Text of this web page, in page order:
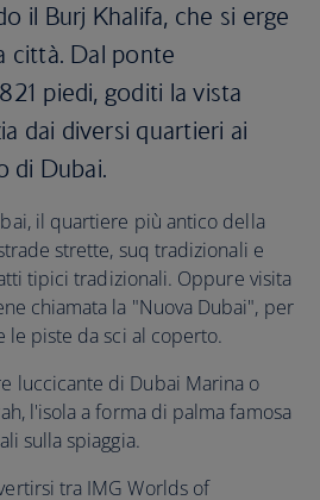
il Burj Khalifa, che si erge
città. Dal ponte
piedi, goditi la vista
dai diversi quartieri ai
di Dubai.
il quartiere più antico della
strette, suq tradizionali e
tipici tradizionali. Oppure visita
chiamata la "Nuova Dubai", per
le piste da sci al coperto.
luccicante di Dubai Marina o
l'isola a forma di palma famosa
sulla spiaggia.
tra IMG Worlds of